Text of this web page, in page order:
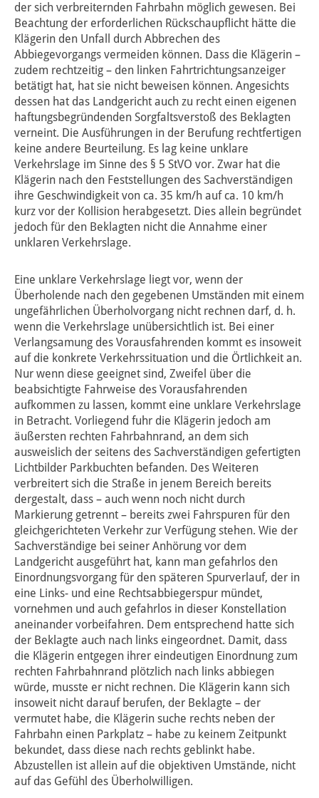
der sich verbreiternden Fahrbahn möglich gewesen. Bei
Beachtung der erforderlichen Rückschaupflicht hätte die
Klägerin den Unfall durch Abbrechen des
Abbiegevorgangs vermeiden können. Dass die Klägerin –
zudem rechtzeitig – den linken Fahrtrichtungsanzeiger
betätigt hat, hat sie nicht beweisen können. Angesichts
dessen hat das Landgericht auch zu recht einen eigenen
haftungsbegründenden Sorgfaltsverstoß des Beklagten
verneint. Die Ausführungen in der Berufung rechtfertigen
keine andere Beurteilung. Es lag keine unklare
Verkehrslage im Sinne des § 5 StVO vor. Zwar hat die
Klägerin nach den Feststellungen des Sachverständigen
ihre Geschwindigkeit von ca. 35 km/h auf ca. 10 km/h
kurz vor der Kollision herabgesetzt. Dies allein begründet
jedoch für den Beklagten nicht die Annahme einer
unklaren Verkehrslage.
Eine unklare Verkehrslage liegt vor, wenn der
Überholende nach den gegebenen Umständen mit einem
ungefährlichen Überholvorgang nicht rechnen darf, d. h.
wenn die Verkehrslage unübersichtlich ist. Bei einer
Verlangsamung des Vorausfahrenden kommt es insoweit
auf die konkrete Verkehrssituation und die Örtlichkeit an.
Nur wenn diese geeignet sind, Zweifel über die
beabsichtigte Fahrweise des Vorausfahrenden
aufkommen zu lassen, kommt eine unklare Verkehrslage
in Betracht. Vorliegend fuhr die Klägerin jedoch am
äußersten rechten Fahrbahnrand, an dem sich
ausweislich der seitens des Sachverständigen gefertigten
Lichtbilder Parkbuchten befanden. Des Weiteren
verbreitert sich die Straße in jenem Bereich bereits
dergestalt, dass – auch wenn noch nicht durch
Markierung getrennt – bereits zwei Fahrspuren für den
gleichgerichteten Verkehr zur Verfügung stehen. Wie der
Sachverständige bei seiner Anhörung vor dem
Landgericht ausgeführt hat, kann man gefahrlos den
Einordnungsvorgang für den späteren Spurverlauf, der in
eine Links- und eine Rechtsabbiegerspur mündet,
vornehmen und auch gefahrlos in dieser Konstellation
aneinander vorbeifahren. Dem entsprechend hatte sich
der Beklagte auch nach links eingeordnet. Damit, dass
die Klägerin entgegen ihrer eindeutigen Einordnung zum
rechten Fahrbahnrand plötzlich nach links abbiegen
würde, musste er nicht rechnen. Die Klägerin kann sich
insoweit nicht darauf berufen, der Beklagte – der
vermutet habe, die Klägerin suche rechts neben der
Fahrbahn einen Parkplatz – habe zu keinem Zeitpunkt
bekundet, dass diese nach rechts geblinkt habe.
Abzustellen ist allein auf die objektiven Umstände, nicht
auf das Gefühl des Überholwilligen.